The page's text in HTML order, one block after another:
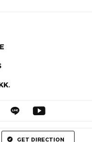
GET DIRECTION
Co., Ltd.